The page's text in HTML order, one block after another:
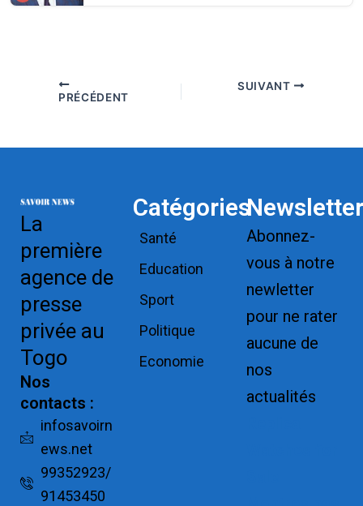
PRÉCÉDENT
SUIVANT
La
première
agence de
presse
privée au
Togo
Nos
contacts :
infosavoirn
ews.net
99352923/
91453450
Catégories
Santé
Education
Sport
Politique
Economie
Newsletter
Abonnez-
vous à notre
newletter
pour ne rater
aucune de
nos
actualités